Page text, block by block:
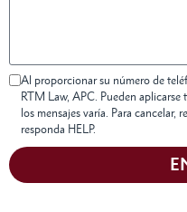
Al proporcionar su número de
RTM Law, APC. Pueden aplicarse
los mensajes varía. Para cancelar,
responda HELP.